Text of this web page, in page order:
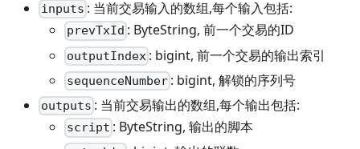
inputs : 当前交易输入的数组,每个输入包括:
prevTxId : ByteString, 前一个交易的ID
outputIndex : bigint, 前一个交易的输出索引
sequenceNumber : bigint, 解锁的序列号
outputs : 当前交易输出的数组,每个输出包括:
script : ByteString, 输出的脚本